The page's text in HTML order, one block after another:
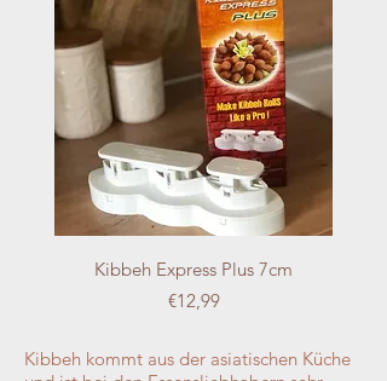
Kibbeh Express Plus 7cm
Fiyat
€12,99
Kibbeh kommt aus der asiatischen Küche